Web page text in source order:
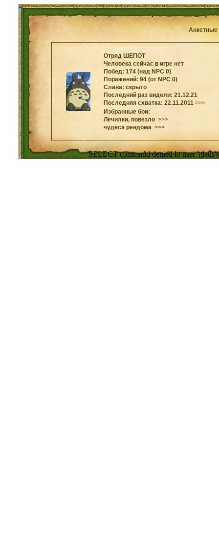
Отряд ШЕПОТ
Человека сейчас в игре нет
Побед: 174 (над NPC 0)
Поражений: 94 (от NPC 0)
Слава: скрыто
Последний раз видели: 21.12.21
Последняя схватка: 22.11.2011 >>>
Избранные бои:
Лечилки, повезло >>>
чудеса рендома >>>
SELECT command denied to user